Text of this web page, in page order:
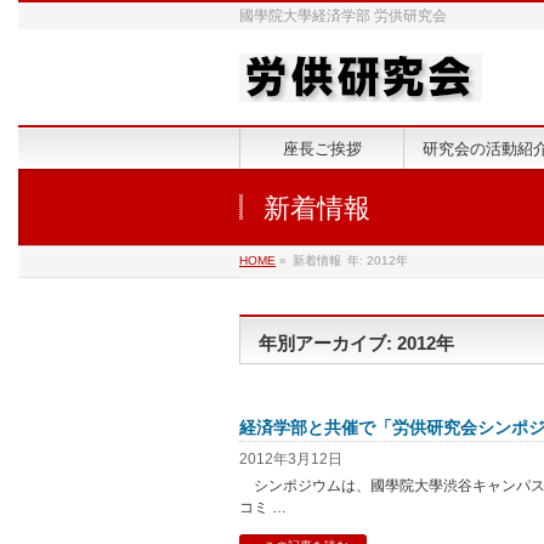
國學院大學経済学部 労供研究会
座長ご挨拶 研究会の活動紹
新着情報
HOME » 新着情報 年: 2012年
年別アーカイブ: 2012年
経済学部と共催で「労供研究会シンポ
2012年3月12日
シンポジウムは、國學院大學渋谷キャンパ
コミ …